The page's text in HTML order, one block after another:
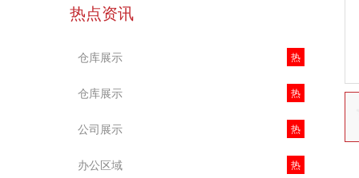
热点资讯
仓库展示 热
仓库展示 热
公司展示 热
办公区域 热